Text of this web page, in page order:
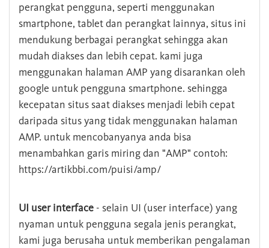
perangkat pengguna, seperti menggunakan
smartphone, tablet dan perangkat lainnya, situs ini
mendukung berbagai perangkat sehingga akan
mudah diakses dan lebih cepat. kami juga
menggunakan halaman AMP yang disarankan oleh
google untuk pengguna smartphone. sehingga
kecepatan situs saat diakses menjadi lebih cepat
daripada situs yang tidak menggunakan halaman
AMP. untuk mencobanyanya anda bisa
menambahkan garis miring dan "AMP" contoh:
https://artikbbi.com/puisi/amp/
UI user interface - selain UI (user interface) yang
nyaman untuk pengguna segala jenis perangkat,
kami juga berusaha untuk memberikan pengalaman